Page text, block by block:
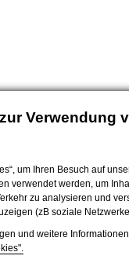
Verwendung
um Ihren Besuch auf
verwendet werden, um
zu analysieren und
(zB soziale
und weitere